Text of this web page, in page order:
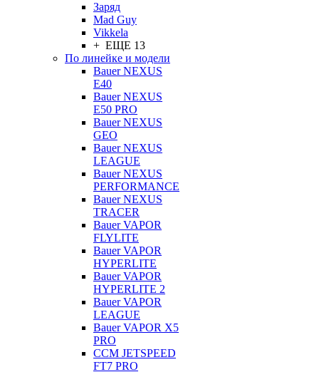
Заряд
Mad Guy
Vikkela
+ ЕЩЕ 13
По линейке и модели
Bauer NEXUS
E40
Bauer NEXUS
E50 PRO
Bauer NEXUS
GEO
Bauer NEXUS
LEAGUE
Bauer NEXUS
PERFORMANCE
Bauer NEXUS
TRACER
Bauer VAPOR
FLYLITE
Bauer VAPOR
HYPERLITE
Bauer VAPOR
HYPERLITE 2
Bauer VAPOR
LEAGUE
Bauer VAPOR X5
PRO
CCM JETSPEED
FT7 PRO